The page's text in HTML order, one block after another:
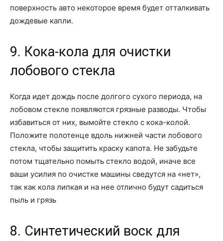
поверхность авто некоторое время будет отталкивать
дождевые капли.
9. Кока-кола для очистки
лобового стекла
Когда идет дождь после долгого сухого периода, на
лобовом стекле появляются грязные разводы. Чтобы
избавиться от них, вымойте стекло с кока-колой.
Положите полотенце вдоль нижней части лобового
стекла, чтобы защитить краску капота. Не забудьте
потом тщательно помыть стекло водой, иначе все
ваши усилия по очистке машины сведутся на «нет»,
так как кола липкая и на нее отлично будут садиться
пыль и грязь
8. Синтетический воск для